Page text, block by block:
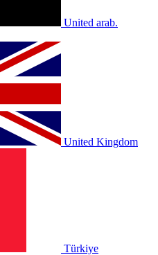
United arab.
United Kingdom
Türkiye